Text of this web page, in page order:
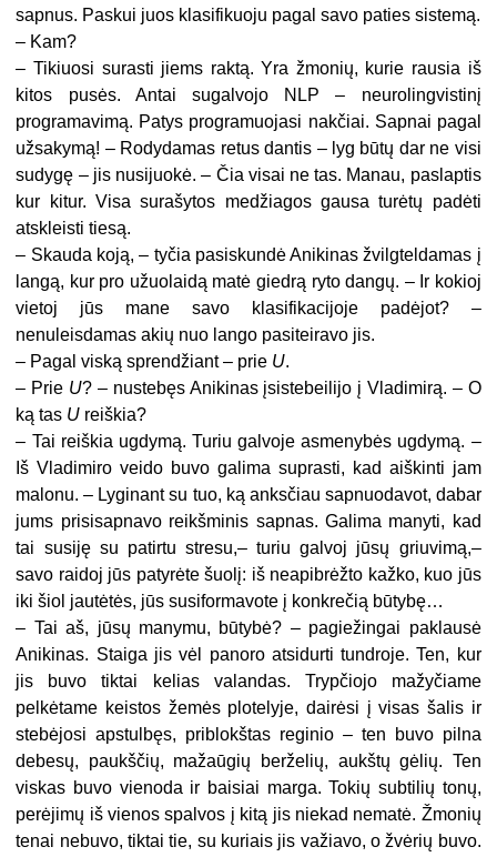
sapnus. Paskui juos klasifikuoju pagal savo paties sistemą.
– Kam?
– Tikiuosi surasti jiems raktą. Yra žmonių, kurie rausia iš
kitos pusės. Antai sugalvojo NLP – neurolingvistinį
programavimą. Patys programuojasi nakčiai. Sapnai pagal
užsakymą! – Rodydamas retus dantis – lyg būtų dar ne visi
sudygę – jis nusijuokė. – Čia visai ne tas. Manau, paslaptis
kur kitur. Visa surašytos medžiagos gausa turėtų padėti
atskleisti tiesą.
– Skauda koją, – tyčia pasiskundė Anikinas žvilgteldamas į
langą, kur pro užuolaidą matė giedrą ryto dangų. – Ir kokioj
vietoj jūs mane savo klasifikacijoje padėjot? –
nenuleisdamas akių nuo lango pasiteiravo jis.
– Pagal viską sprendžiant – prie U.
– Prie U? – nustebęs Anikinas įsistebeilijo į Vladimirą. – O
ką tas U reiškia?
– Tai reiškia ugdymą. Turiu galvoje asmenybės ugdymą. –
Iš Vladimiro veido buvo galima suprasti, kad aiškinti jam
malonu. – Lyginant su tuo, ką anksčiau sapnuodavot, dabar
jums prisisapnavo reikšminis sapnas. Galima manyti, kad
tai susiję su patirtu stresu,– turiu galvoj jūsų griuvimą,–
savo raidoj jūs patyrėte šuolį: iš neapibrėžto kažko, kuo jūs
iki šiol jautėtės, jūs susiformavote į konkrečią būtybę…
– Tai aš, jūsų manymu, būtybė? – pagiežingai paklausė
Anikinas. Staiga jis vėl panoro atsidurti tundroje. Ten, kur
jis buvo tiktai kelias valandas. Trypčiojo mažyčiame
pelkėtame keistos žemės plotelyje, dairėsi į visas šalis ir
stebėjosi apstulbęs, priblokštas reginio – ten buvo pilna
debesų, paukščių, mažaūgių berželių, aukštų gėlių. Ten
viskas buvo vienoda ir baisiai marga. Tokių subtilių tonų,
perėjimų iš vienos spalvos į kitą jis niekad nematė. Žmonių
tenai nebuvo, tiktai tie, su kuriais jis važiavo, o žvėrių buvo.